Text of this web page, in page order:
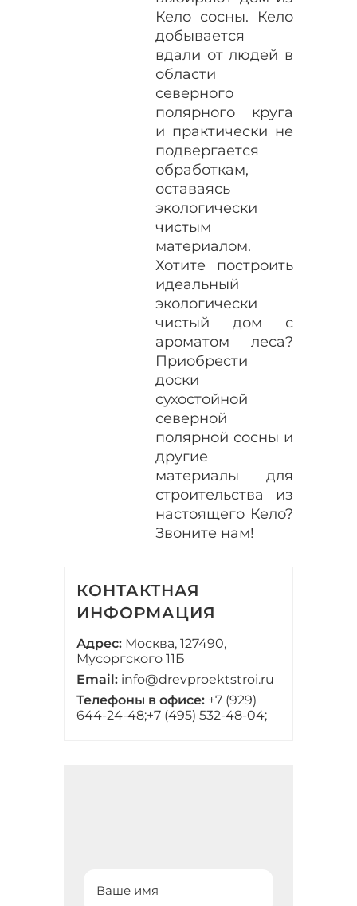
Кело сосны. Кело
добывается
вдали от людей в
области
северного
полярного круга
и практически не
подвергается
обработкам,
оставаясь
экологически
чистым
материалом.
Хотите построить
идеальный
экологически
чистый дом с
ароматом леса?
Приобрести
доски
сухостойной
северной
полярной сосны и
другие
материалы для
строительства из
настоящего Кело?
Звоните нам!
КОНТАКТНАЯ
ИНФОРМАЦИЯ
Адрес: Москва, 127490,
Мусоргского 11Б
Email: info@drevproektstroi.ru
Телефоны в офисе: +7 (929)
644-24-48;+7 (495) 532-48-04;